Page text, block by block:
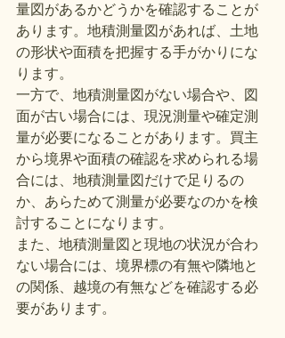
量図があるかどうかを確認することが
あります。地積測量図があれば、土地
の形状や面積を把握する手がかりにな
ります。
一方で、地積測量図がない場合や、図
面が古い場合には、現況測量や確定測
量が必要になることがあります。買主
から境界や面積の確認を求められる場
合には、地積測量図だけで足りるの
か、あらためて測量が必要なのかを検
討することになります。
また、地積測量図と現地の状況が合わ
ない場合には、境界標の有無や隣地と
の関係、越境の有無などを確認する必
要があります。